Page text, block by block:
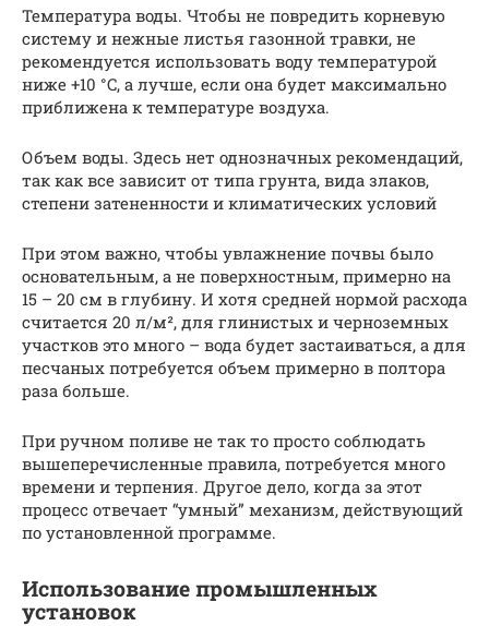
Температура воды. Чтобы не повредить корневую
систему и нежные листья газонной травки, не
рекомендуется использовать воду температурой
ниже +10 °C, а лучше, если она будет максимально
приближена к температуре воздуха.
Объем воды. Здесь нет однозначных рекомендаций,
так как все зависит от типа грунта, вида злаков,
степени затененности и климатических условий
При этом важно, чтобы увлажнение почвы было
основательным, а не поверхностным, примерно на
15 – 20 см в глубину. И хотя средней нормой расхода
считается 20 л/м², для глинистых и черноземных
участков это много – вода будет застаиваться, а для
песчаных потребуется объем примерно в полтора
раза больше.
При ручном поливе не так то просто соблюдать
вышеперечисленные правила, потребуется много
времени и терпения. Другое дело, когда за этот
процесс отвечает “умный” механизм, действующий
по установленной программе.
Использование промышленных
установок